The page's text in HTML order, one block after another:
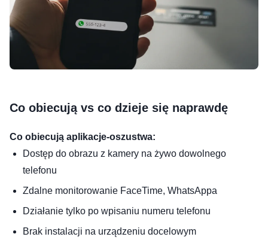
Co obiecują vs co dzieje się naprawdę
Co obiecują aplikacje-oszustwa:
Dostęp do obrazu z kamery na żywo dowolnego
telefonu
Zdalne monitorowanie FaceTime, WhatsAppa
Działanie tylko po wpisaniu numeru telefonu
Brak instalacji na urządzeniu docelowym